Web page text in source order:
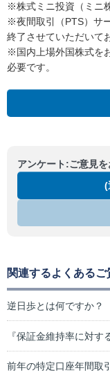
※株式ミニ投資（ミニ
※夜間取引（PTS）サ
終了させていただいて
※国内上場外国株式を
必要です。
アンケート:ご意見
(
関連するよくあるご
逆日歩とは何ですか？
『保証金維持率に対す
前年の特定口座年間取